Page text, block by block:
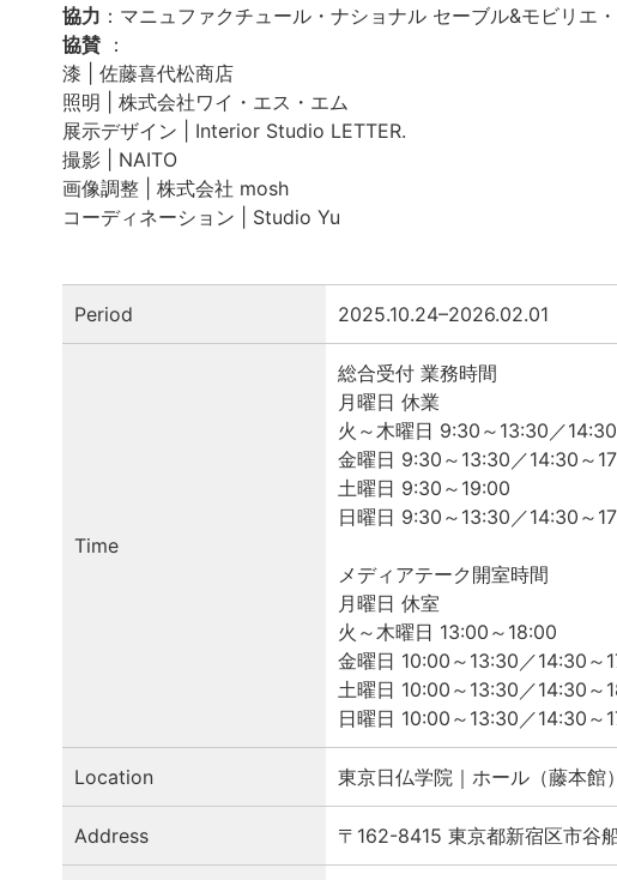
協力 ：マニュファクチュール・ナショナル セーブル&モビリエ
協賛 ：
漆 | 佐藤喜代松商店
照明 | 株式会社ワイ・エス・エム
展示デザイン | Interior Studio LETTER.
撮影 | NAITO
画像調整 | 株式会社 mosh
コーディネーション | Studio Yu
Period 2025.10.24–2026.02.01
Time
総合受付 業務時間
月曜日 休業
火～木曜日 9:30～13:30／
金曜日 9:30～13:30／14:30～
土曜日 9:30～19:00
日曜日 9:30～13:30／14:30～
メディアテーク開室時間
月曜日 休室
火～木曜日 13:00～18:00
金曜日 10:00～13:30／14:30～
土曜日 10:00～13:30／14:30～
日曜日 10:00～13:30／14:30～
Location 東京日仏学院｜ホール（藤本館
Address 〒162-8415 東京都新宿区市谷